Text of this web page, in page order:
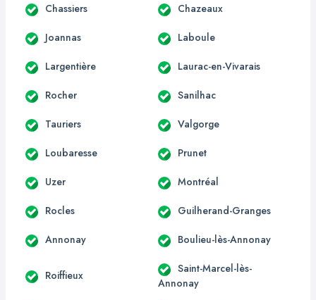
Chassiers Chazeaux
Joannas Laboule
Largentière Laurac-en-Vivarais
Rocher Sanilhac
Tauriers Valgorge
Loubaresse Prunet
Uzer Montréal
Rocles Guilherand-Granges
Annonay Boulieu-lès-Annonay
Roiffieux
Saint-Marcel-lès-
Annonay